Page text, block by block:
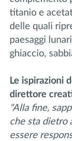
titanio e
delle quali
paesaggi
ghiaccio,
Le ispirazioni
direttore
"Alla fine,
che sta dietro
essere